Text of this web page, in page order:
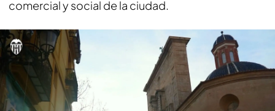
comercial y social de la ciudad.